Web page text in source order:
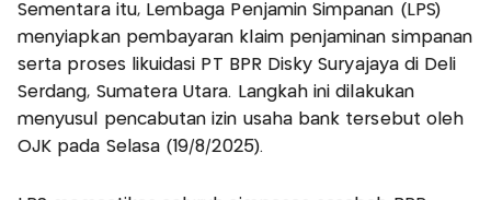
Sementara itu, Lembaga Penjamin Simpanan (LPS)
menyiapkan pembayaran klaim penjaminan simpanan
serta proses likuidasi PT BPR Disky Suryajaya di Deli
Serdang, Sumatera Utara. Langkah ini dilakukan
menyusul pencabutan izin usaha bank tersebut oleh
OJK pada Selasa (19/8/2025).